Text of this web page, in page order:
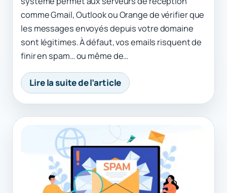
comme Gmail, Outlook ou Orange de vérifier que
les messages envoyés depuis votre domaine
sont légitimes. À défaut, vos emails risquent de
finir en spam… ou même de…
Lire la suite de l’article